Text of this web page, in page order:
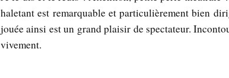
haletant est remarquable et particulièrement bien
jouée ainsi est un grand plaisir de spectateur.
vivement.